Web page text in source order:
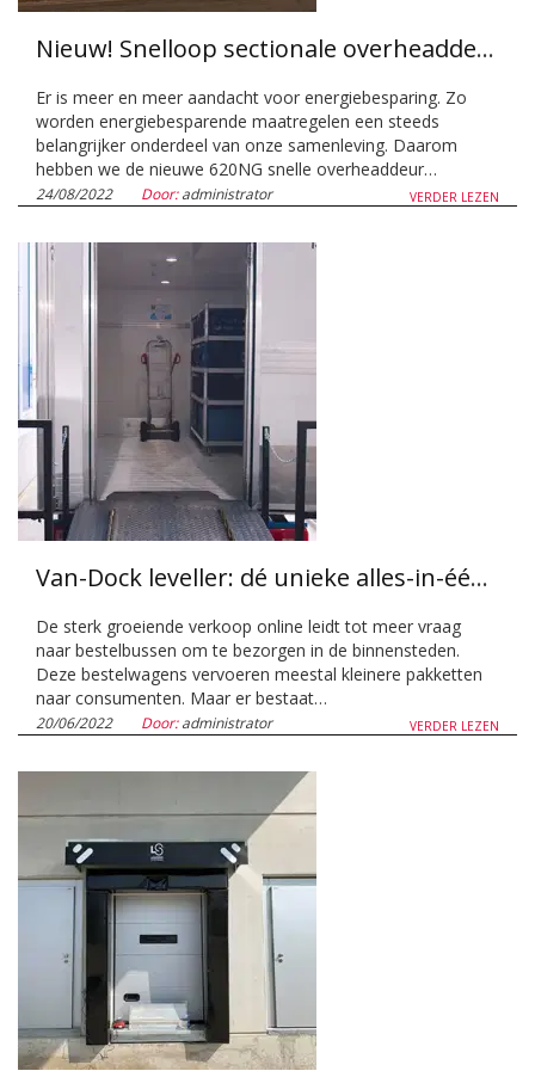
Nieuw! Snelloop sectionale overheaddeur voor onovertroffen energiebesparingen
Er is meer en meer aandacht voor energiebesparing. Zo
worden energiebesparende maatregelen een steeds
belangrijker onderdeel van onze samenleving. Daarom
hebben we de nieuwe 620NG snelle overheaddeur…
VERDER LEZEN
24/08/2022 Door:administrator
Van-Dock leveller: dé unieke alles-in-één oplossing
De sterk groeiende verkoop online leidt tot meer vraag
naar bestelbussen om te bezorgen in de binnensteden.
Deze bestelwagens vervoeren meestal kleinere pakketten
naar consumenten. Maar er bestaat…
VERDER LEZEN
20/06/2022 Door:administrator